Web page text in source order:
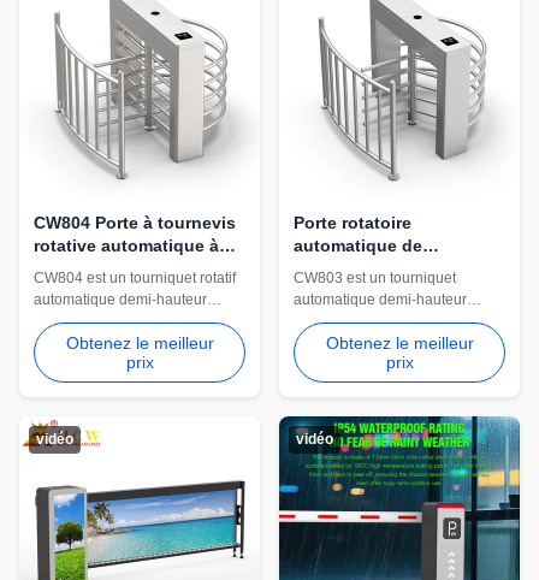
CW804 Porte à tournevis
rotative automatique à
demi-hauteur
CW804 est un tourniquet rotatif
automatique demi-hauteur
SUS304 pour l'accès contrôlé
des piétons. Il prend en charge
le passage unidirectionnel,
l'ouverture en 0,5 seconde, la
RS485, la protection anti-
pincement et le fonctionnement
Obtenez le meilleur
prix
Porte rotatoire
automatique de
tourniquet de demi taille
de CW803 SUS304
CW803 est un tourniquet
automatique demi-hauteur
SUS304 avec un moteur sans
balais, un passage de 550 mm,
un fonctionnement
bidirectionnel, une ouverture de
IP42, un débit de 30 à 45
personnes/min et une
intégration de contrôle d'accès
multi-méthodes.
Obtenez le meilleur
prix
vidéo vidéo